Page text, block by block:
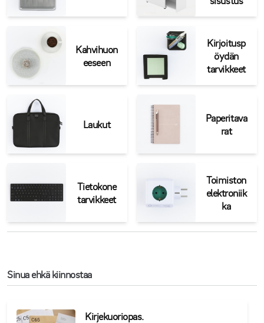
Kahvihuon
eeseen
Kirjoitusp
öydän
tarvikkeet
Laukut
Paperitava
rat
Tietokone
tarvikkeet
Toimiston
elektroniik
ka
Sinua ehkä kiinnostaa
Kirjekuoriopas.